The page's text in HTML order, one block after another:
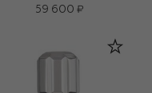
59 600 ₽